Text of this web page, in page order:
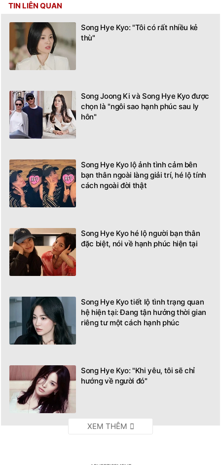
TIN LIÊN QUAN
Song Hye Kyo: "Tôi có rất nhiều kẻ
thù"
Song Joong Ki và Song Hye Kyo được
chọn là "ngôi sao hạnh phúc sau ly
hôn"
Song Hye Kyo lộ ảnh tình cảm bên
bạn thân ngoài làng giải trí, hé lộ tính
cách ngoài đời thật
Song Hye Kyo hé lộ người bạn thân
đặc biệt, nói về hạnh phúc hiện tại
Song Hye Kyo tiết lộ tình trạng quan
hệ hiện tại: Đang tận hưởng thời gian
riêng tư một cách hạnh phúc
Song Hye Kyo: "Khi yêu, tôi sẽ chỉ
hướng về người đó"